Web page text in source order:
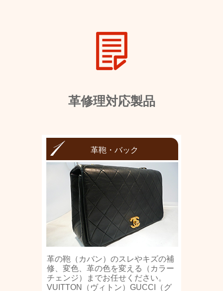
革修理対応製品
革鞄・バック
革の鞄（カバン）のスレやキズの補
修、変色、革の色を変える（カラー
チェンジ）までお任せください。
VUITTON（ヴィトン）GUCCI（グ